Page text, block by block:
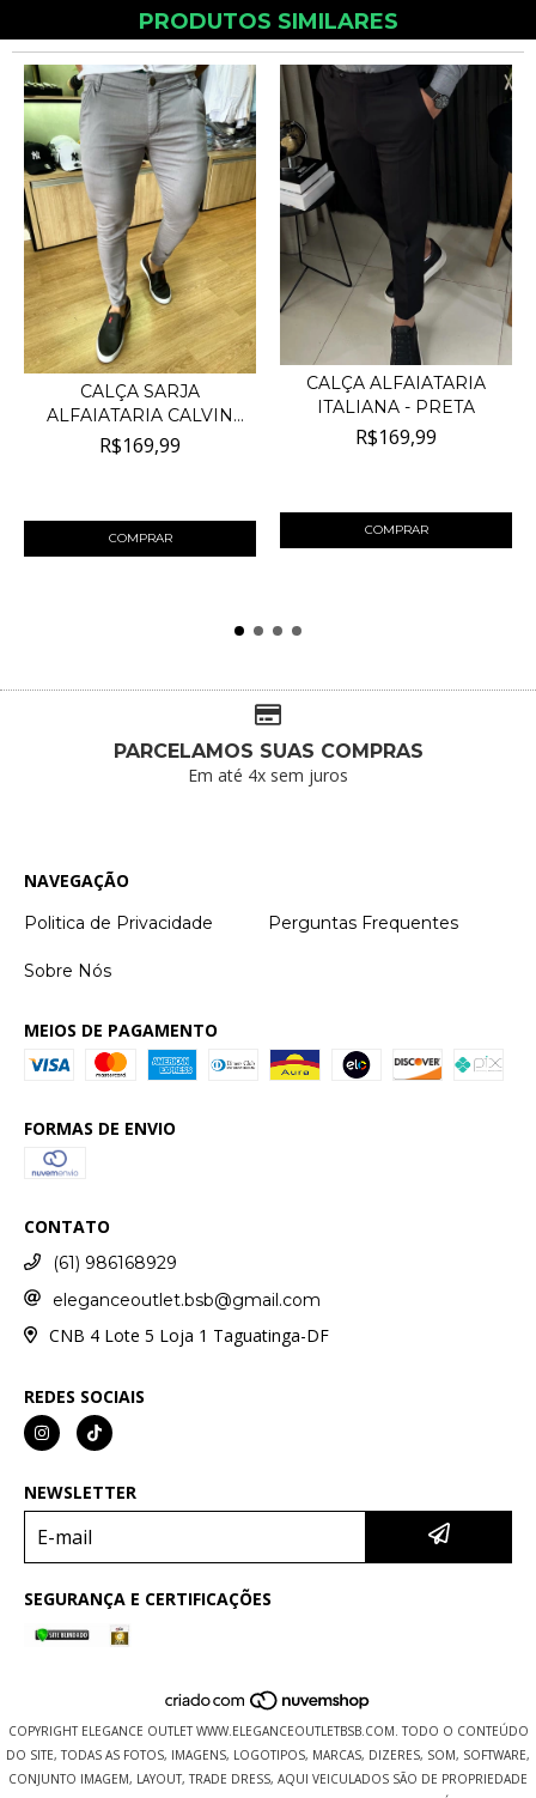
PRODUTOS SIMILARES
CALÇA SARJA
ALFAIATARIA CALVIN
KLEIN JEA...
R$169,99
COMPRAR
CALÇA ALFAIATARIA
ITALIANA - PRETA
R$169,99
COMPRAR
PARCELAMOS SUAS COMPRAS
Em até 4x sem juros
NAVEGAÇÃO
Politica de Privacidade Perguntas Frequentes
Sobre Nós
MEIOS DE PAGAMENTO
FORMAS DE ENVIO
CONTATO
(61) 986168929
eleganceoutlet.bsb@gmail.com
CNB 4 Lote 5 Loja 1 Taguatinga-DF
REDES SOCIAIS
NEWSLETTER
SEGURANÇA E CERTIFICAÇÕES
COPYRIGHT ELEGANCE OUTLET WWW.ELEGANCEOUTLETBSB.COM. TODO O CONTEÚDO
DO SITE, TODAS AS FOTOS, IMAGENS, LOGOTIPOS, MARCAS, DIZERES, SOM, SOFTWARE,
CONJUNTO IMAGEM, LAYOUT, TRADE DRESS, AQUI VEICULADOS SÃO DE PROPRIEDADE